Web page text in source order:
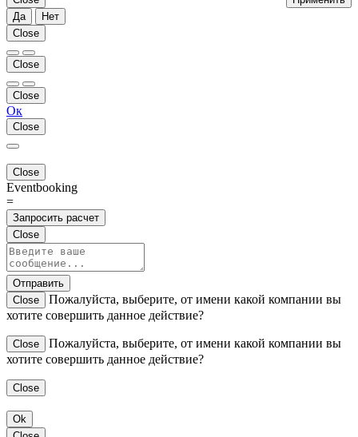
Да
Нет
Close
Close
Close
Ок
Close
Close
Eventbooking
=
Запросить расчет
Close
Отправить
Close
Пожалуйста, выберите, от имени какой компании вы
хотите совершить данное действие?
Close
Пожалуйста, выберите, от имени какой компании вы
хотите совершить данное действие?
Close
Ok